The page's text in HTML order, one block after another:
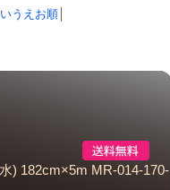
うえお順
) 182cm×5m MR-014-170-